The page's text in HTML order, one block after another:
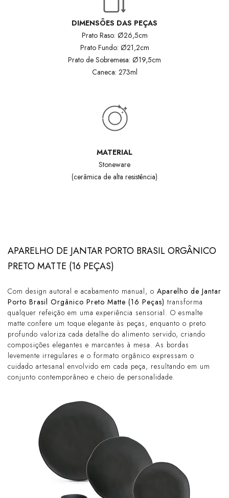
DIMENSÕES DAS PEÇAS
Prato Raso: Ø26,5cm
Prato Fundo: Ø21,2cm
Prato de Sobremesa: Ø19,5cm
Caneca: 273ml
MATERIAL
Stoneware
(cerâmica de alta resistência)
APARELHO DE JANTAR PORTO BRASIL ORGÂNICO
PRETO MATTE (16 PEÇAS)
Com design autoral e acabamento manual, o Aparelho de Jantar
Porto Brasil Orgânico Preto Matte (16 Peças) transforma
qualquer refeição em uma experiência sensorial. O esmalte
matte confere um toque elegante às peças, enquanto o preto
profundo valoriza cada detalhe do alimento servido, criando
composições elegantes e marcantes à mesa. As bordas
levemente irregulares e o formato orgânico expressam o
cuidado artesanal envolvido em cada peça, resultando em um
conjunto contemporâneo e cheio de personalidade.